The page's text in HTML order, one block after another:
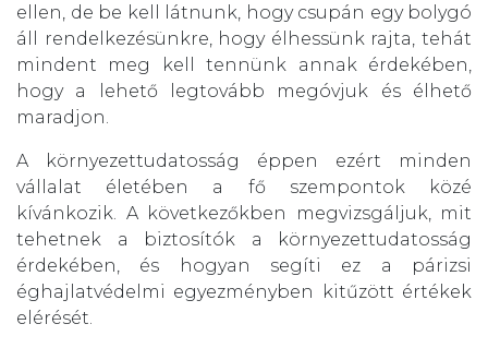
ellen, de be kell látnunk, hogy csupán egy bolygó
áll rendelkezésünkre, hogy élhessünk rajta, tehát
mindent meg kell tennünk annak érdekében,
hogy a lehető legtovább megóvjuk és élhető
maradjon.
A környezettudatosság éppen ezért minden
vállalat életében a fő szempontok közé
kívánkozik. A következőkben megvizsgáljuk, mit
tehetnek a biztosítók a környezettudatosság
érdekében, és hogyan segíti ez a párizsi
éghajlatvédelmi egyezményben kitűzött értékek
elérését.